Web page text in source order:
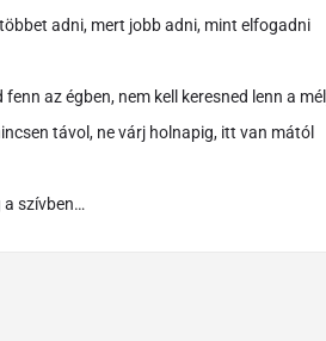
adni, mert jobb adni, mint elfogadni
fenn az égben, nem kell keresned lenn a
távol, ne várj holnapig, itt van mától
a szívben…